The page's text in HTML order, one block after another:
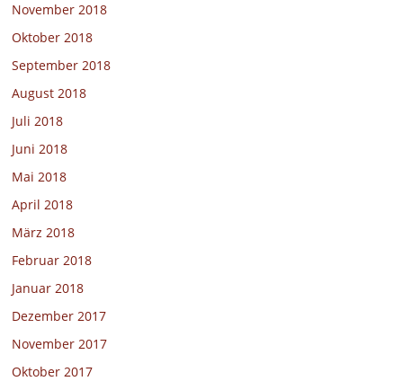
November 2018
Oktober 2018
September 2018
August 2018
Juli 2018
Juni 2018
Mai 2018
April 2018
März 2018
Februar 2018
Januar 2018
Dezember 2017
November 2017
Oktober 2017